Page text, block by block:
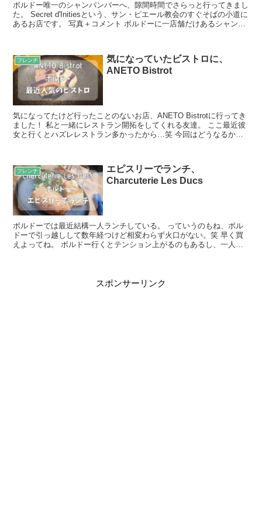
ボルドー唯一のシャンパンバーへ、隙間時間でさらっと行ってきまし
た。 Secret d'Initiesという、サン・ピエール教会のすぐそばの小道に
あるお店です。 写真＋コメント ボルドーに一店舗だけあるシャンパ
フレンチ
気になっていたビストロに、
ANETO Bistrot
気になってたけど行ったことのないお店、ANETO Bistrotに行ってき
ました！ 私と一緒にレストラン開拓をしてくれる友達。 ここ最近彼
女と行くとハズレレストラン多かったから…笑 今回はどうなるかな
フレンチ
エピスリーでランチ、
Charcuterie Les Ducs
ボルドーでは最近結構一人ランチしている。 っていうのもね、ボル
ドーで引っ越しして数年経つけど相変わらず火口がない。笑 早く買
えよってね。 ボルドー行くとテンション上がるのもあるし、一人ラ
スポンサーリンク